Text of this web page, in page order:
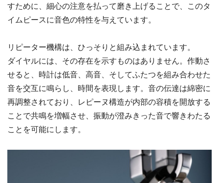
すために、細心の注意を払って磨き上げることで、このタ
イムピースに音色の特性を与えています。
リピーター機構は、ひっそりと組み込まれています。
ダイヤルには、その存在を示すものはありません。作動さ
せると、時計は低音、高音、そしてふたつを組み合わせた
音を交互に鳴らし、時間を表現します。音の伝達は綿密に
再調整されており、レピーヌ構造が内部の容積を開放する
ことで共鳴を増幅させ、振動が澄みきった音で響きわたる
ことを可能にします。